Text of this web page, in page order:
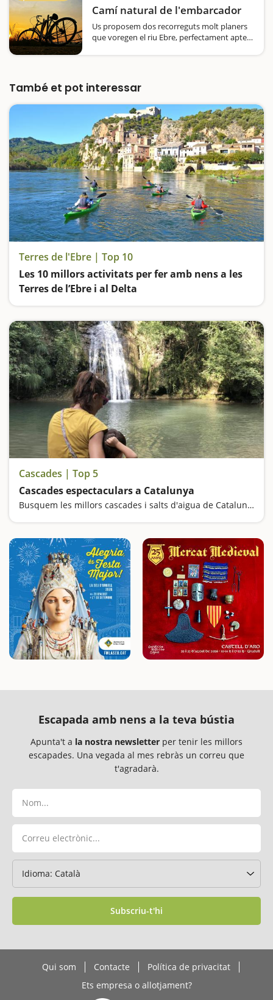
Camí natural de l'embarcador
Us proposem dos recorreguts molt planers
que voregen el riu Ebre, perfectament aptes
També et pot interessar
Terres de l'Ebre | Top 10
Les 10 millors activitats per fer amb nens a les
Terres de l’Ebre i al Delta
Cascades | Top 5
Cascades espectaculars a Catalunya
Busquem les millors cascades i salts d'aigua de Catalunya
Escapada amb nens a la teva bústia
Apunta't a la nostra newsletter per tenir les millors
escapades. Una vegada al mes rebràs un correu que
t'agradarà.
Subscriu-t'hi
Qui som Contacte
Política de privacitat
Ets empresa o allotjament?